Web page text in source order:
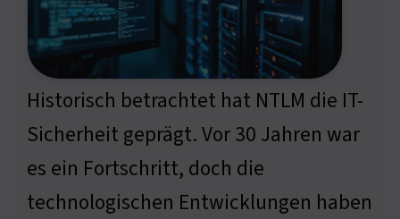
Historisch betrachtet hat NTLM die IT-
Sicherheit geprägt. Vor 30 Jahren war
es ein Fortschritt, doch die
technologischen Entwicklungen haben